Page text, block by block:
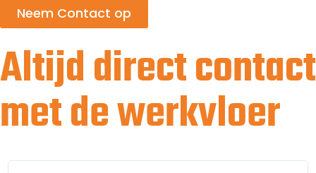
Neem Contact op
Altijd direct contact
met de werkvloer